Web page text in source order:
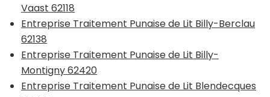
Vaast 62118
Entreprise Traitement Punaise de Lit Billy-Berclau
62138
Entreprise Traitement Punaise de Lit Billy-
Montigny 62420
Entreprise Traitement Punaise de Lit Blendecques